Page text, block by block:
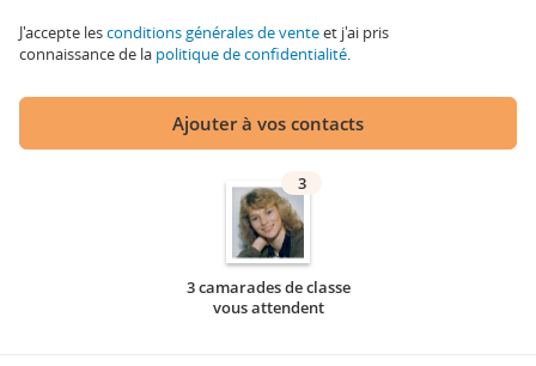
J'accepte lesconditions générales de venteet j'ai pris
connaissance de la politique de confidentialité.
Ajouter à vos contacts
3
3 camarades de classe
vous attendent